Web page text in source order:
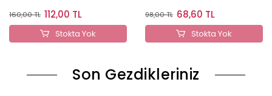
160,00 TL 112,00 TL
Stokta Yok
98,00 TL 68,60 TL
Stokta Yok
Son Gezdikleriniz